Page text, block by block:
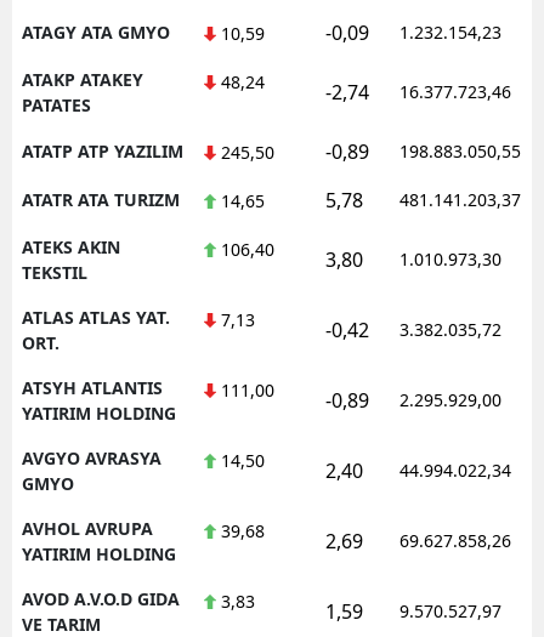
ATAGY ATA GMYO 10,59 -0,09 1.232.154,23
ATAKP ATAKEY
PATATES
48,24 -2,74 16.377.723,46
ATATP ATP YAZILIM 245,50 -0,89 198.883.050,55
ATATR ATA TURIZM 14,65 5,78 481.141.203,37
ATEKS AKIN
TEKSTIL
106,40 3,80 1.010.973,30
ATLAS ATLAS YAT.
ORT.
7,13 -0,42 3.382.035,72
ATSYH ATLANTIS
YATIRIM HOLDING
111,00 -0,89 2.295.929,00
AVGYO AVRASYA
GMYO
14,50 2,40 44.994.022,34
AVHOL AVRUPA
YATIRIM HOLDING
39,68 2,69 69.627.858,26
AVOD A.V.O.D GIDA
VE TARIM
3,83 1,59 9.570.527,97